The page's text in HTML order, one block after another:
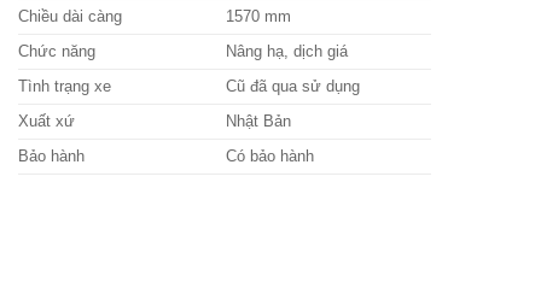
Chiều dài càng
1570 mm
Chức năng
Nâng hạ, dịch giá
Tình trạng xe
Cũ đã qua sử dụng
Xuất xứ
Nhật Bản
Bảo hành
Có bảo hành